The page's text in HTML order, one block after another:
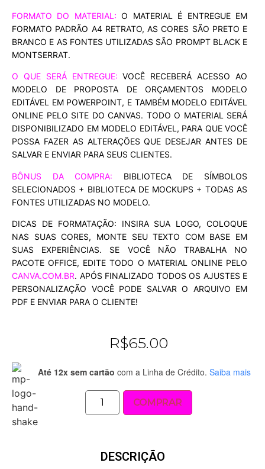
FORMATO DO MATERIAL: O MATERIAL É ENTREGUE EM
FORMATO PADRÃO A4 RETRATO, AS CORES SÃO PRETO E
BRANCO E AS FONTES UTILIZADAS SÃO PROMPT BLACK E
MONTSERRAT.
O QUE SERÁ ENTREGUE: VOCÊ RECEBERÁ ACESSO AO
MODELO DE PROPOSTA DE ORÇAMENTOS MODELO
EDITÁVEL EM POWERPOINT, E TAMBÉM MODELO EDITÁVEL
ONLINE PELO SITE DO CANVAS. TODO O MATERIAL SERÁ
DISPONIBILIZADO EM MODELO EDITÁVEL, PARA QUE VOCÊ
POSSA FAZER AS ALTERAÇÕES QUE DESEJAR ANTES DE
SALVAR E ENVIAR PARA SEUS CLIENTES.
BÔNUS DA COMPRA: BIBLIOTECA DE SÍMBOLOS
SELECIONADOS + BIBLIOTECA DE MOCKUPS + TODAS AS
FONTES UTILIZADAS NO MODELO.
DICAS DE FORMATAÇÃO: INSIRA SUA LOGO, COLOQUE
NAS SUAS CORES, MONTE SEU TEXTO COM BASE EM
SUAS EXPERIÊNCIAS. SE VOCÊ NÃO TRABALHA NO
PACOTE OFFICE, EDITE TODO O MATERIAL ONLINE PELO
CANVA.COM.BR. APÓS FINALIZADO TODOS OS AJUSTES E
PERSONALIZAÇÃO VOCÊ PODE SALVAR O ARQUIVO EM
PDF E ENVIAR PARA O CLIENTE!
R$65.00
Até 12x sem cartão com a Linha de Crédito. Saiba mais
COMPRAR
DESCRIÇÃO